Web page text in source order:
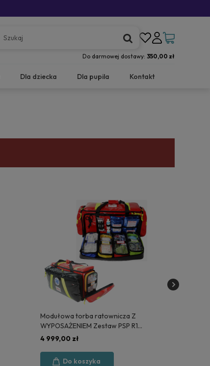
Do darmowej dostawy: 350,00 zł
Dla dziecka Dla pupila Kontakt
Modułowa torba ratownicza Z
WYPOSAŻENIEM Zestaw PSP R1
(KSRG 02.2026)
4 999,00 zł
Do koszyka